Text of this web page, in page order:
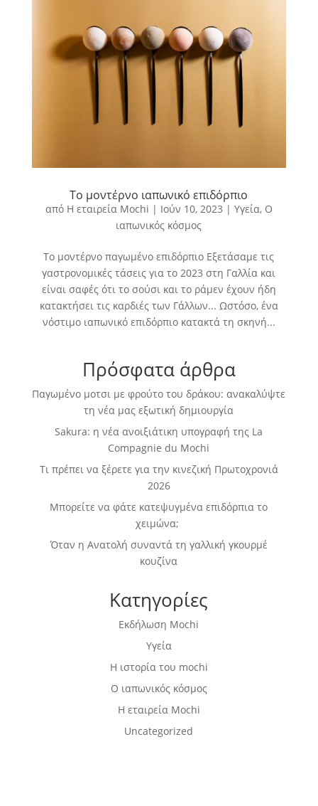
Το μοντέρνο ιαπωνικό επιδόρπιο
από Η εταιρεία Mochi | Ιούν 10, 2023 | Υγεία, Ο
ιαπωνικός κόσμος
Το μοντέρνο παγωμένο επιδόρπιο Εξετάσαμε τις
γαστρονομικές τάσεις για το 2023 στη Γαλλία και
είναι σαφές ότι το σούσι και το ράμεν έχουν ήδη
κατακτήσει τις καρδιές των Γάλλων... Ωστόσο, ένα
νόστιμο ιαπωνικό επιδόρπιο κατακτά τη σκηνή...
Πρόσφατα άρθρα
Παγωμένο μοτσι με φρούτο του δράκου: ανακαλύψτε
τη νέα μας εξωτική δημιουργία
Sakura: η νέα ανοιξιάτικη υπογραφή της La
Compagnie du Mochi
Τι πρέπει να ξέρετε για την κινεζική Πρωτοχρονιά
2026
Μπορείτε να φάτε κατεψυγμένα επιδόρπια το
χειμώνα;
Όταν η Ανατολή συναντά τη γαλλική γκουρμέ
κουζίνα
Κατηγορίες
Εκδήλωση Mochi
Υγεία
Η ιστορία του mochi
Ο ιαπωνικός κόσμος
Η εταιρεία Mochi
Uncategorized